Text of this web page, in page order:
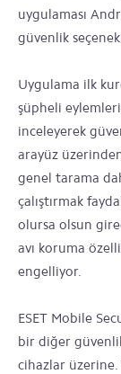
uygulaması
güvenlik
Uygulama ilk
şüpheli
inceleyerek
arayüz
genel tarama
çalıştırmak
olursa olsun
avı koruma
engelliyor.
ESET Mobile
bir diğer
cihazlar üzerine.